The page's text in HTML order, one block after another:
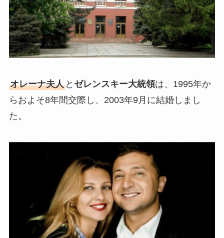
オレーナ夫人と ゼレンスキー大統領は、1995年か
らおよそ8年間交際し、2003年9月に結婚しまし
た。